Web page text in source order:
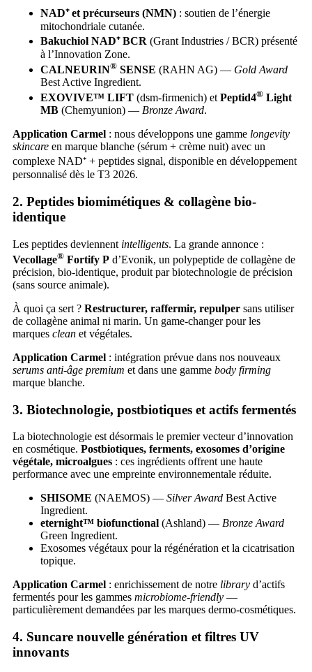
NAD⁺ et précurseurs (NMN) : soutien de l’énergie
mitochondriale cutanée.
Bakuchiol NAD⁺ BCR (Grant Industries / BCR) présenté
à l’Innovation Zone.
CALNEURIN® SENSE (RAHN AG) — Gold Award
Best Active Ingredient.
EXOVIVE™ LIFT (dsm-firmenich) et Peptid4® Light
MB (Chemyunion) — Bronze Award.
Application Carmel : nous développons une gamme longevity
skincare en marque blanche (sérum + crème nuit) avec un
complexe NAD⁺ + peptides signal, disponible en développement
personnalisé dès le T3 2026.
2. Peptides biomimétiques & collagène bio-
identique
Les peptides deviennent intelligents. La grande annonce :
Vecollage® Fortify P d’Evonik, un polypeptide de collagène de
précision, bio-identique, produit par biotechnologie de précision
(sans source animale).
À quoi ça sert ? Restructurer, raffermir, repulper sans utiliser
de collagène animal ni marin. Un game-changer pour les
marques clean et végétales.
Application Carmel : intégration prévue dans nos nouveaux
serums anti-âge premium et dans une gamme body firming
marque blanche.
3. Biotechnologie, postbiotiques et actifs fermentés
La biotechnologie est désormais le premier vecteur d’innovation
en cosmétique. Postbiotiques, ferments, exosomes d’origine
végétale, microalgues : ces ingrédients offrent une haute
performance avec une empreinte environnementale réduite.
SHISOME (NAEMOS) — Silver Award Best Active
Ingredient.
eternight™ biofunctional (Ashland) — Bronze Award
Green Ingredient.
Exosomes végétaux pour la régénération et la cicatrisation
topique.
Application Carmel : enrichissement de notre library d’actifs
fermentés pour les gammes microbiome-friendly —
particulièrement demandées par les marques dermo-cosmétiques.
4. Suncare nouvelle génération et filtres UV
innovants